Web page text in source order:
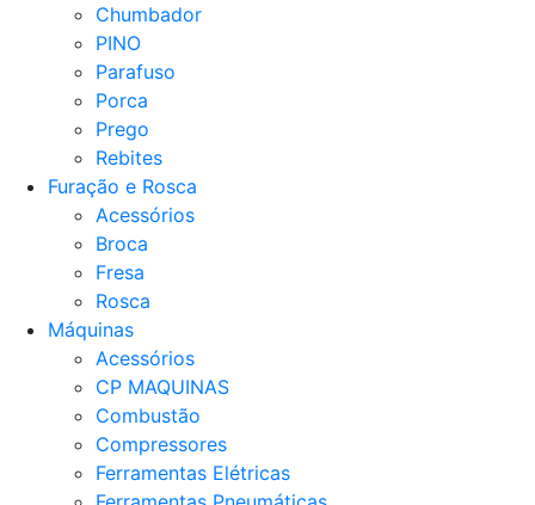
Chumbador
PINO
Parafuso
Porca
Prego
Rebites
Furação e Rosca
Acessórios
Broca
Fresa
Rosca
Máquinas
Acessórios
CP MAQUINAS
Combustão
Compressores
Ferramentas Elétricas